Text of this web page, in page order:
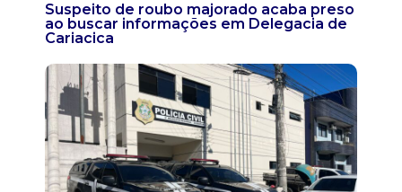
Suspeito de roubo majorado acaba preso
ao buscar informações em Delegacia de
Cariacica